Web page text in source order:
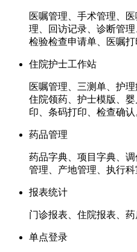
医嘱管理、手术管理、
理、回访记录、诊断管理
检验检查申请单、医嘱打
住院护士工作站
医嘱管理、三测单、护
住院领药、护士模版、
印、条码打印、检查确认
药品管理
药品字典、项目字典、
管理、产地管理、执行科
报表统计
门诊报表、住院报表、药
单点登录